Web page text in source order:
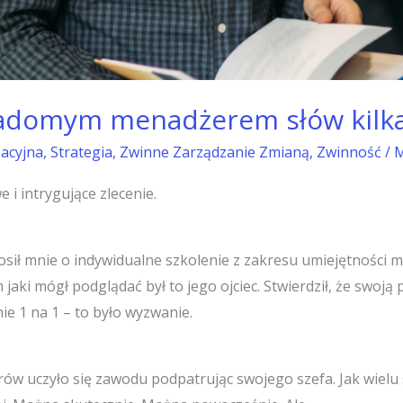
menadżerem słów
, Strategia, Zwinne Zarządzanie Zmianą, Zwinność /
i intrygujące zlecenie.
mnie o indywidualne szkolenie z zakresu umiejętności
mógł podglądać był to jego ojciec. Stwierdził, że
1 na 1 – to było wyzwanie.
uczyło się zawodu podpatrując swojego szefa. Jak